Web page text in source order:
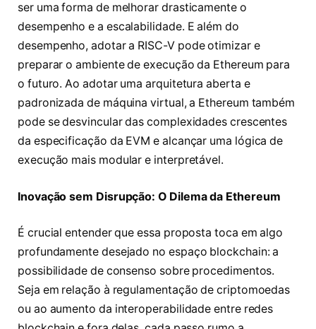
ser uma forma de melhorar drasticamente o
desempenho e a escalabilidade. E além do
desempenho, adotar a RISC-V pode otimizar e
preparar o ambiente de execução da Ethereum para
o futuro. Ao adotar uma arquitetura aberta e
padronizada de máquina virtual, a Ethereum também
pode se desvincular das complexidades crescentes
da especificação da EVM e alcançar uma lógica de
execução mais modular e interpretável.
Inovação sem Disrupção: O Dilema da Ethereum
É crucial entender que essa proposta toca em algo
profundamente desejado no espaço blockchain: a
possibilidade de consenso sobre procedimentos.
Seja em relação à regulamentação de criptomoedas
ou ao aumento da interoperabilidade entre redes